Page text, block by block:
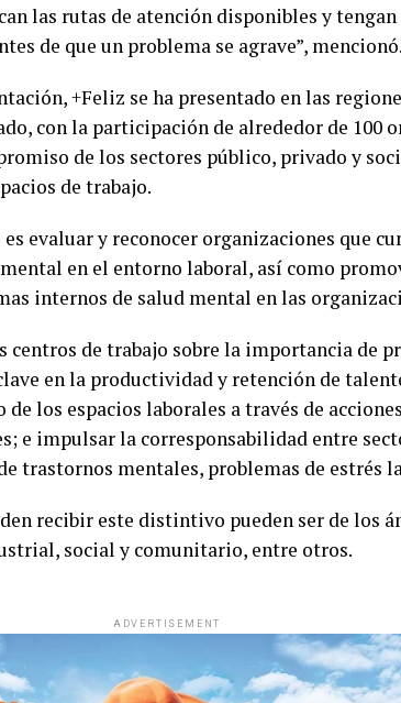
las rutas de atención disponibles y tengan
de que un problema se agrave”, mencionó.
+Feliz se ha presentado en las
con la participación de alrededor de 100
de los sectores público, privado y
de trabajo.
evaluar y reconocer organizaciones que
en el entorno laboral, así como
internos de salud mental en las
centros de trabajo sobre la importancia de
en la productividad y retención de
los espacios laborales a través de
e impulsar la corresponsabilidad entre
trastornos mentales, problemas de estrés
recibir este distintivo pueden ser de los
social y comunitario, entre otros.
ADVERTISEMENT